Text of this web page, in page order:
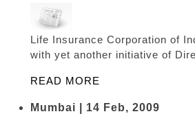
Life Insurance Corporation of
with yet another initiative of
READ MORE
Mumbai | 14 Feb, 2009